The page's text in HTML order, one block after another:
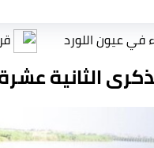
قرابة 800 ألف مستفيد من برامج قسم التنمية والتأهيل الاجتماعي خلال زيارة الأربعين
الثانية